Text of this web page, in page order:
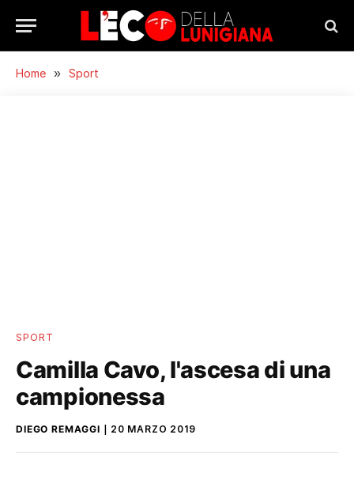
Home » Sport
SPORT
Camilla Cavo, l'ascesa di una
campionessa
DIEGO REMAGGI 20 MARZO 2019